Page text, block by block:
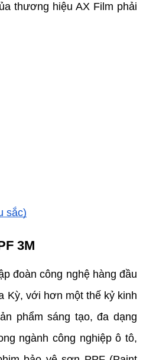
thương hiệu AX Film phải
sắc)
3M
đoàn công nghệ hàng đầu
Kỳ, với hơn một thế kỷ kinh
phẩm sáng tạo, đa dạng
ngành công nghiệp ô tô,